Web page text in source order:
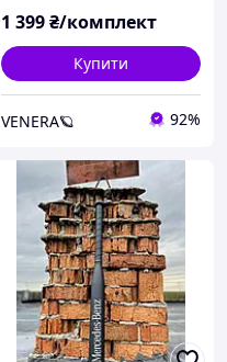
1 399₴/комплект
Купити
VENERA🪐 92%